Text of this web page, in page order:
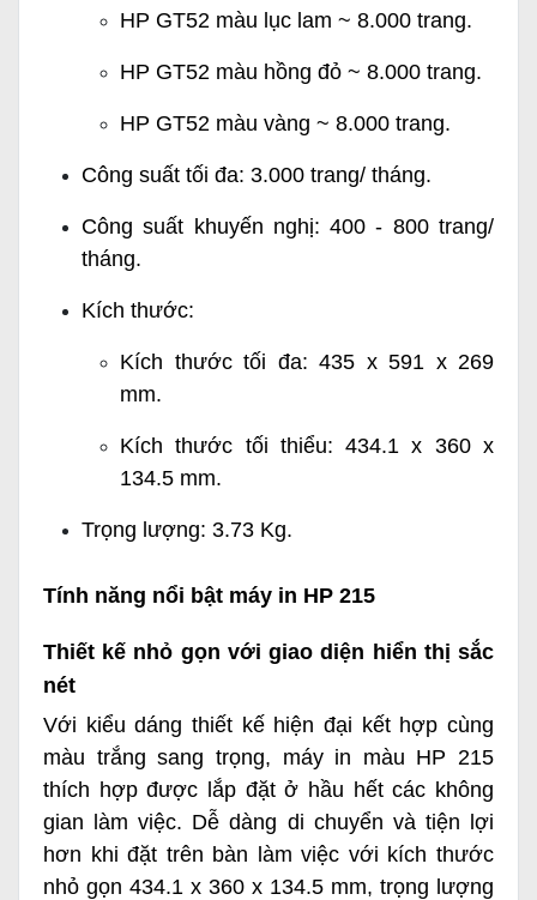
HP GT52 màu lục lam ~ 8.000 trang.
HP GT52 màu hồng đỏ ~ 8.000 trang.
HP GT52 màu vàng ~ 8.000 trang.
Công suất tối đa: 3.000 trang/ tháng.
Công suất khuyến nghị: 400 - 800 trang/
tháng.
Kích thước:
Kích thước tối đa: 435 x 591 x 269
mm.
Kích thước tối thiểu: 434.1 x 360 x
134.5 mm.
Trọng lượng: 3.73 Kg.
Tính năng nổi bật máy in HP 215
Thiết kế nhỏ gọn với giao diện hiển thị sắc
nét
Với kiểu dáng thiết kế hiện đại kết hợp cùng
màu trắng sang trọng, máy in màu HP 215
thích hợp được lắp đặt ở hầu hết các không
gian làm việc. Dễ dàng di chuyển và tiện lợi
hơn khi đặt trên bàn làm việc với kích thước
nhỏ gọn 434.1 x 360 x 134.5 mm, trọng lượng